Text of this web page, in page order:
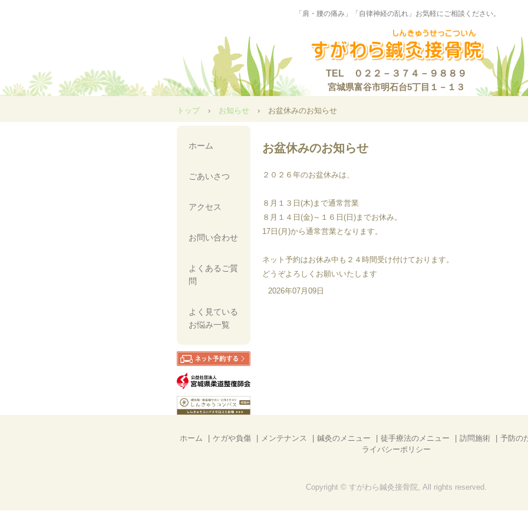
「肩・腰の痛み」「自律神経の乱れ」お気軽にご相談ください。
TEL ０２２－３７４－９８８９
宮城県富谷市明石台5丁目１－１３
トップ › お知らせ › お盆休みのお知らせ
お盆休みのお知らせ
２０２６年のお盆休みは、
８月１３日(木)まで通常営業
８月１４日(金)～１６日(日)までお休み。
17日(月)から通常営業となります。
ネット予約はお休み中も２４時間受け付けております。
どうぞよろしくお願いいたします
2026年07月09日
ホーム
ごあいさつ
アクセス
お問い合わせ
よくあるご質
問
よく見ている
お悩み一覧
ホーム ケガや負傷 メンテナンス 鍼灸のメニュー 徒手療法のメニュー 訪問施術 予防の
ライバシーポリシー
Copyright © すがわら鍼灸接骨院, All rights reserved.